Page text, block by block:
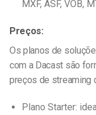
MXF, ASF, VOB,
Preços:
Os planos de
com a Dacast são
preços de streaming
Plano Starter: